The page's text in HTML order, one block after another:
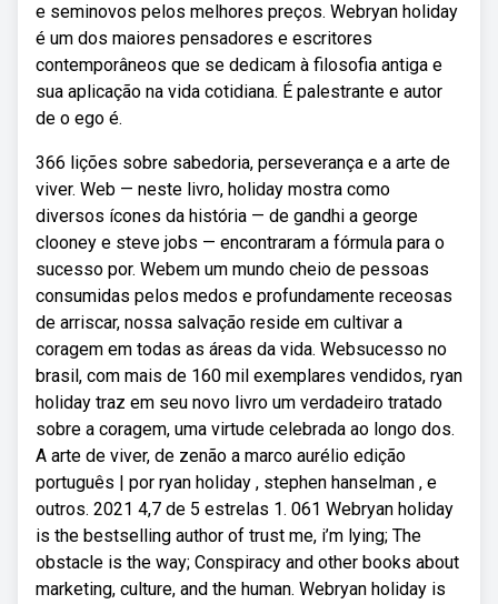
e seminovos pelos melhores preços. Webryan holiday
é um dos maiores pensadores e escritores
contemporâneos que se dedicam à filosofia antiga e
sua aplicação na vida cotidiana. É palestrante e autor
de o ego é.
366 lições sobre sabedoria, perseverança e a arte de
viver. Web — neste livro, holiday mostra como
diversos ícones da história — de gandhi a george
clooney e steve jobs — encontraram a fórmula para o
sucesso por. Webem um mundo cheio de pessoas
consumidas pelos medos e profundamente receosas
de arriscar, nossa salvação reside em cultivar a
coragem em todas as áreas da vida. Websucesso no
brasil, com mais de 160 mil exemplares vendidos, ryan
holiday traz em seu novo livro um verdadeiro tratado
sobre a coragem, uma virtude celebrada ao longo dos.
A arte de viver, de zenão a marco aurélio edição
português | por ryan holiday , stephen hanselman , e
outros. 2021 4,7 de 5 estrelas 1. 061 Webryan holiday
is the bestselling author of trust me, i’m lying; The
obstacle is the way; Conspiracy and other books about
marketing, culture, and the human. Webryan holiday is